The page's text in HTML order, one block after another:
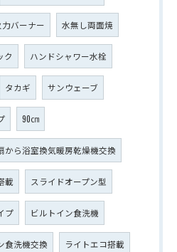
力バーナー 水無し両面焼
ク ハンドシャワー水栓
タカギ サンウェーブ
90㎝
から浴室換気暖房乾燥機交換
載 スライドオープン型
プ ビルトイン食洗機
食洗機交換 ライトエコ搭載